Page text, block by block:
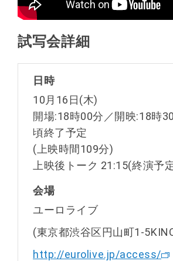
試写会詳細
日時
10月16日(木)
開場:18時00分／開映:18時
頃終了予定
(上映時間109分)
上映後トーク 21:15(終演予
会場
ユーロライブ
(東京都渋谷区円山町
http://eurolive.jp/access/